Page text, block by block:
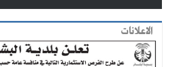
الاعلانات